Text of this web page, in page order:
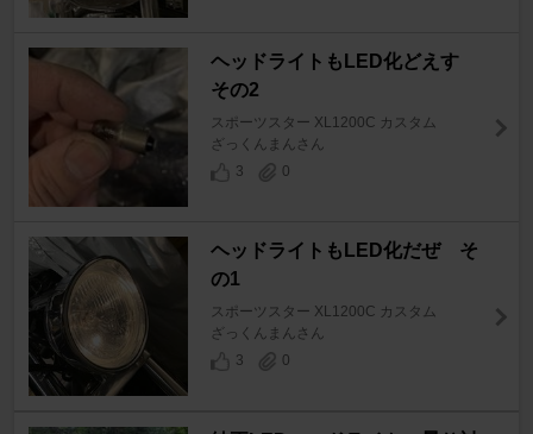
ヘッドライトもLED化どえす
その2
スポーツスター XL1200C カスタム
ざっくんまんさん
3
0
ヘッドライトもLED化だぜ そ
の1
スポーツスター XL1200C カスタム
ざっくんまんさん
3
0